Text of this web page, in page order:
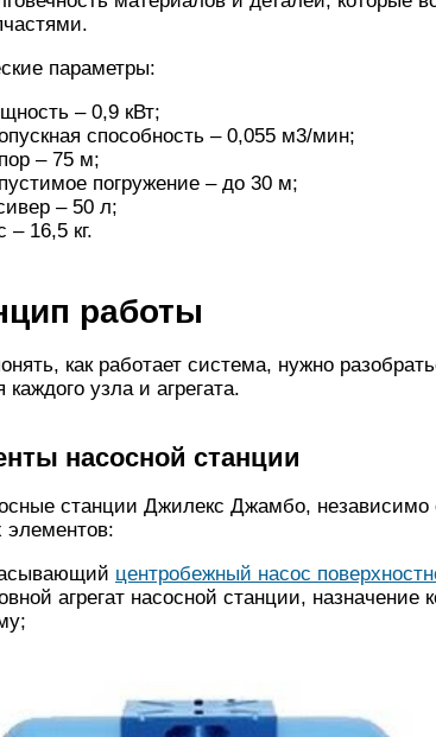
параметры:
– 0,9 кВт;
способность – 0,055 м3/мин;
– 75 м;
погружение – до 30 м;
– 50 л;
– 16,5 кг.
работы
как работает система, нужно
узла и агрегата.
насосной станции
станции Джилекс Джамбо,
элементов:
центробежный насос
агрегат насосной станции, назначение